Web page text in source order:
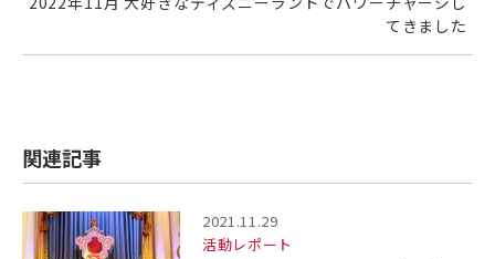
てきました
関連記事
2021.11.29
活動レポート